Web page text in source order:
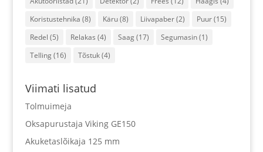
Koristustehnika (8) Käru(8) Liivapaber(2) Puur(15)
Redel (5) Relakas (4) Saag(17) Segumasin(1)
Telling(16) Tõstuk(4)
Viimati lisatud
Tolmuimeja
Oksapurustaja Viking GE150
Akuketaslõikaja 125 mm